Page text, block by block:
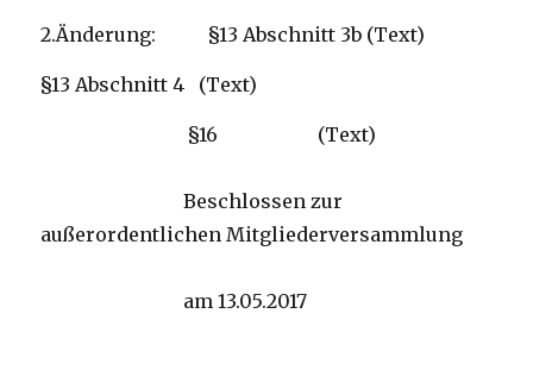
2.Änderung: §13 Abschnitt 3b (Text)
§13 Abschnitt 4 (Text)
§16 (Text)
Beschlossen zur
außerordentlichen Mitgliederversammlung
am 13.05.2017